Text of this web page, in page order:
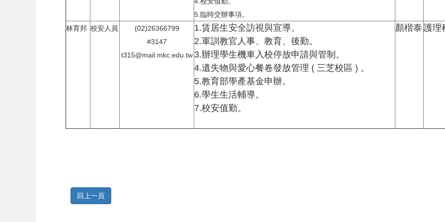
5.臨時交辦事項。
林育邦 校安人員
(02)26366799
#3147
t315@mail.mkc.edu.tw
1.賃居生安全訪視與宣導。
2.軍訓教官人事、教育、後勤。
3.辦理學生機車入校停放申請與管制。
4.遺失物與愛心餐卷發放管理 ( 三芝校區 ) 。
5.教育部學產基金申辦。
6.學生生活輔導。
7.校安值勤。
顏楷泰護理
回上一頁